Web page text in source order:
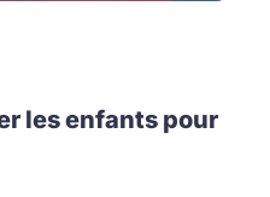
les enfants pour